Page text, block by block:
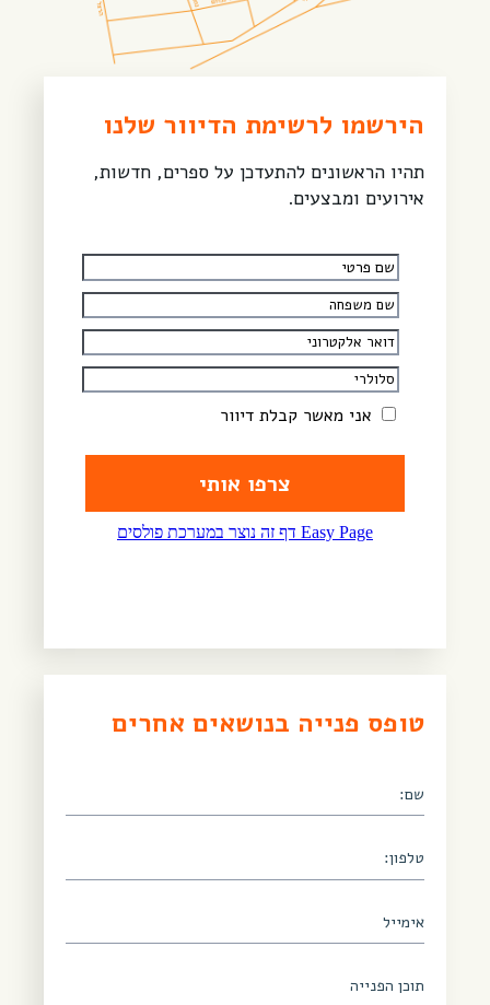
הירשמו לרשימת הדיוור שלנו
תהיו הראשונים להתעדכן על ספרים, חדשות,
אירועים ומבצעים.
טופס פנייה בנושאים אחרים